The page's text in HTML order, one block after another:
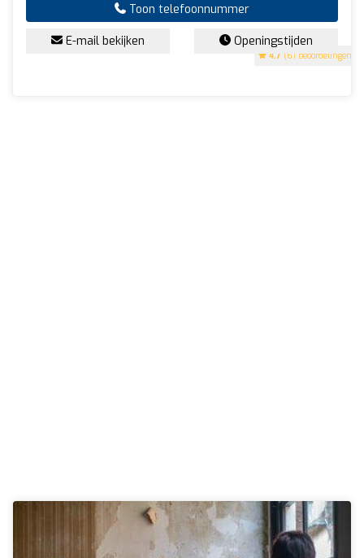
4.7 (61 beoordelingen)
Toon telefoonnummer
E-mail bekijken Openingstijden